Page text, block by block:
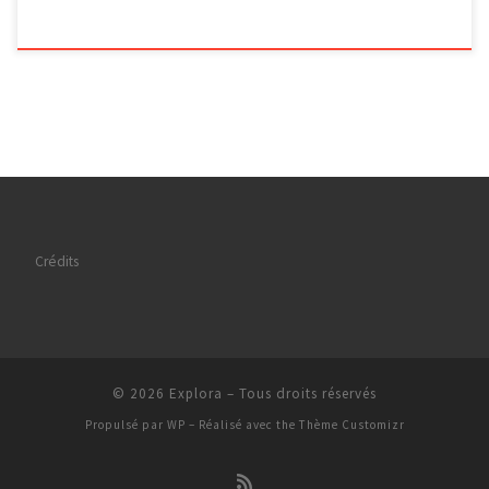
Crédits
© 2026 Explora – Tous droits réservés
Propulsé par WP – Réalisé avec the Thème Customizr